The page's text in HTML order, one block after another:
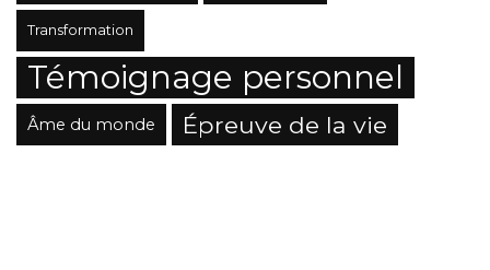
Transformation
Témoignage personnel
Âme du monde Épreuve de la vie